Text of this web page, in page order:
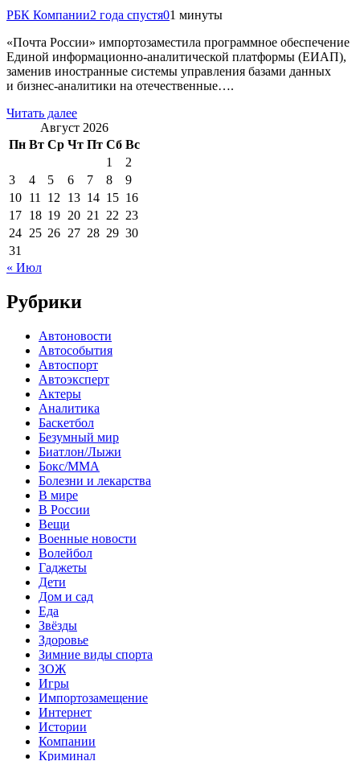
РБК Компании2 года спустя01 минуты
«Почта России» импортозаместила программное обеспечение
Единой информационно-аналитической платформы (ЕИАП),
заменив иностранные системы управления базами данных
и бизнес-аналитики на отечественные….
Читать далее
Август 2026
Пн Вт Ср Чт Пт Сб Вс
1
2
3
4 5 6 7 8
9
10 11 12 13 14 15 16
17 18 19 20 21 22 23
24 25 26 27 28 29 30
31
« Июл
Рубрики
Автоновости
Автособытия
Автоспорт
Автоэксперт
Актеры
Аналитика
Баскетбол
Безумный мир
Биатлон/Лыжи
Бокс/MMA
Болезни и лекарства
В мире
В России
Вещи
Военные новости
Волейбол
Гаджеты
Дети
Дом и сад
Еда
Звёзды
Здоровье
Зимние виды спорта
ЗОЖ
Игры
Импортозамещение
Интернет
Истории
Компании
Криминал